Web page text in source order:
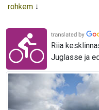
rohkem
Riia
Juglasse ja